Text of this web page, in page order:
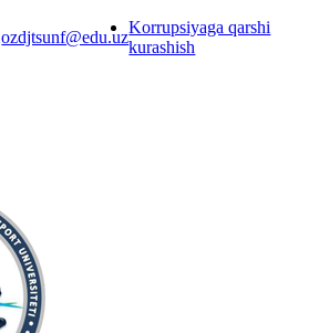
ozdjtsunf@edu.uz
Korrupsiyaga qarshi
kurashish